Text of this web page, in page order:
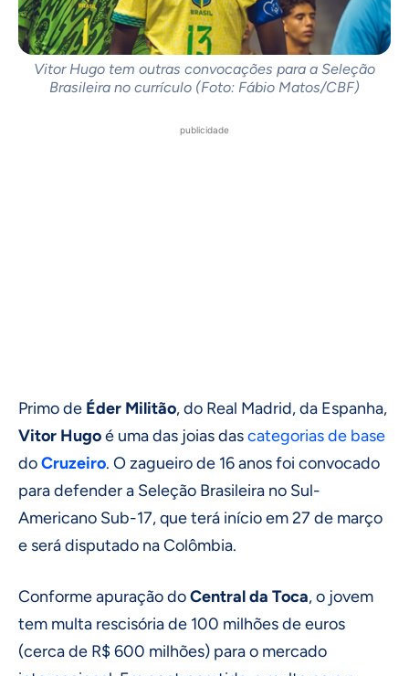
Vitor Hugo tem outras convocações para a Seleção
Brasileira no currículo (Foto: Fábio Matos/CBF)
publicidade
Primo de Éder Militão, do Real Madrid, da Espanha,
Vitor Hugoé uma das joias dascategorias de base
doCruzeiro. O zagueiro de 16 anos foi convocado
para defender a Seleção Brasileira no Sul-
Americano Sub-17, que terá início em 27 de março
e será disputado na Colômbia.
Conforme apuração doCentral da Toca, o jovem
tem multa rescisória de 100 milhões de euros
(cerca de R$ 600 milhões) para o mercado